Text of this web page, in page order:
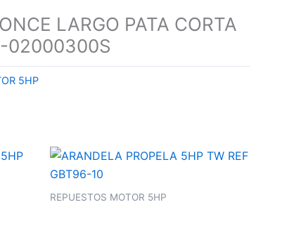
LARGO PATA CORTA
02000300S
5HP
REPUESTOS MOTOR 5HP